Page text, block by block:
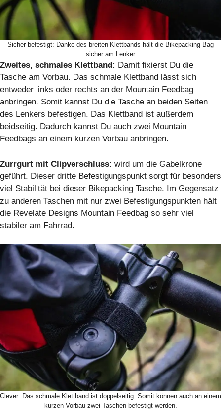
Sicher befestigt: Danke des breiten Klettbands hält die Bikepacking Bag
sicher am Lenker
Zweites, schmales Klettband: Damit fixierst Du die
Tasche am Vorbau. Das schmale Klettband lässt sich
entweder links oder rechts an der Mountain Feedbag
anbringen. Somit kannst Du die Tasche an beiden Seiten
des Lenkers befestigen. Das Klettband ist außerdem
beidseitig. Dadurch kannst Du auch zwei Mountain
Feedbags an einem kurzen Vorbau anbringen.
Zurrgurt mit Clipverschluss: wird um die Gabelkrone
geführt. Dieser dritte Befestigungspunkt sorgt für besonders
viel Stabilität bei dieser Bikepacking Tasche. Im Gegensatz
zu anderen Taschen mit nur zwei Befestigungspunkten hält
die Revelate Designs Mountain Feedbag so sehr viel
stabiler am Fahrrad.
Clever: Das schmale Klettband ist doppelseitig. Somit können auch an einem
kurzen Vorbau zwei Taschen befestigt werden.